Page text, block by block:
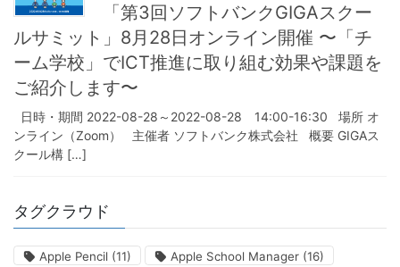
「第3回ソフトバンクGIGAスクー
ルサミット」8月28日オンライン開催 〜「チ
ーム学校」でICT推進に取り組む効果や課題を
ご紹介します〜
日時・期間 2022-08-28～2022-08-28 14:00-16:30 場所 オ
ンライン（Zoom） 主催者 ソフトバンク株式会社 概要 GIGAス
クール構 […]
タグクラウド
Apple Pencil (11) Apple School Manager (16)